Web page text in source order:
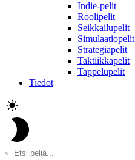
Indie-pelit
Roolipelit
Seikkailupelit
Simulaatiopelit
Strategiapelit
Taktiikkapelit
Tappelupelit
Tiedot